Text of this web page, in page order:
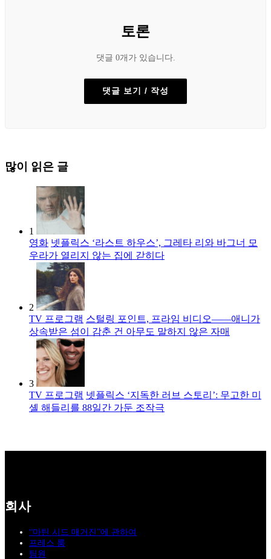
토론
댓글 0개가 있습니다.
댓글 보기 / 작성
많이 읽은 글
1
영화 넷플릭스 ‘라스트 하우스’, 그레타 리와 바그너 모
우라가 열리지 않는 집에 갇히다
2
TV 프로그램 스털링 포인트, 프라임 비디오――애니가
상속받은 섬이 감춘 건 아무도 말하지 않은 자매
3
TV 프로그램 넷플릭스 ‘지독한 러브 스토리’: 무고한 미
셸 해들리를 88일간 가둔 조작극
회사
“마틴 시드 매거진”에 관하여
프레스 룸
팀원